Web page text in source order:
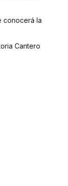
conocerá la
Cantero